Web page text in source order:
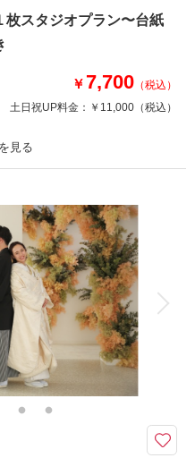
みいただけます。
神戸ハーバーランド店（兵庫）
撮影日の空き
を確認する
枚スタジオプラン〜台紙
￥ 7,700 （税込）
土日祝UP料金： ￥11,000 （税込）
1着 新郎衣装1着
ク 小物一式
ット 台紙付写真
挙式
ンタル ペットと撮影
もの
み！！
イルを教えてくださいね＾＾